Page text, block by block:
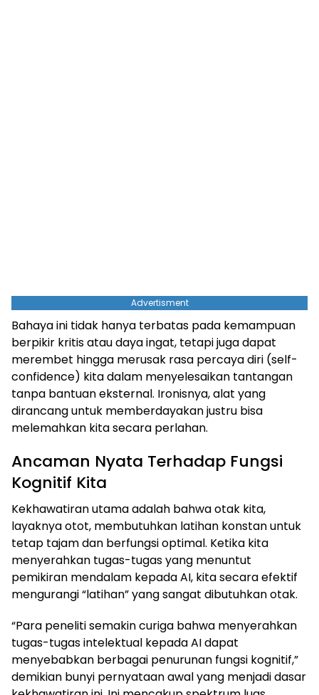
Advertisment
Bahaya ini tidak hanya terbatas pada kemampuan
berpikir kritis atau daya ingat, tetapi juga dapat
merembet hingga merusak rasa percaya diri (self-
confidence) kita dalam menyelesaikan tantangan
tanpa bantuan eksternal. Ironisnya, alat yang
dirancang untuk memberdayakan justru bisa
melemahkan kita secara perlahan.
Ancaman Nyata Terhadap Fungsi
Kognitif Kita
Kekhawatiran utama adalah bahwa otak kita,
layaknya otot, membutuhkan latihan konstan untuk
tetap tajam dan berfungsi optimal. Ketika kita
menyerahkan tugas-tugas yang menuntut
pemikiran mendalam kepada AI, kita secara efektif
mengurangi “latihan” yang sangat dibutuhkan otak.
“Para peneliti semakin curiga bahwa menyerahkan
tugas-tugas intelektual kepada AI dapat
menyebabkan berbagai penurunan fungsi kognitif,”
demikian bunyi pernyataan awal yang menjadi dasar